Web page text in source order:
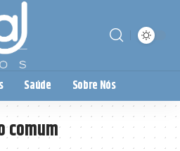
Saúde Sobre Nós
comum